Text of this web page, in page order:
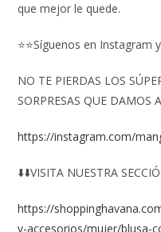
que mejor le quede.
⭐⭐Síguenos en Instagram
NO TE PIERDAS LOS
SORPRESAS QUE DAMOS A
https://instagram.com/
⬇️⬇️VISITA NUESTRA
https://
y-accesorios/mujer/blusa-